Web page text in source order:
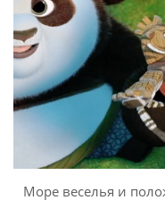
Море веселья и